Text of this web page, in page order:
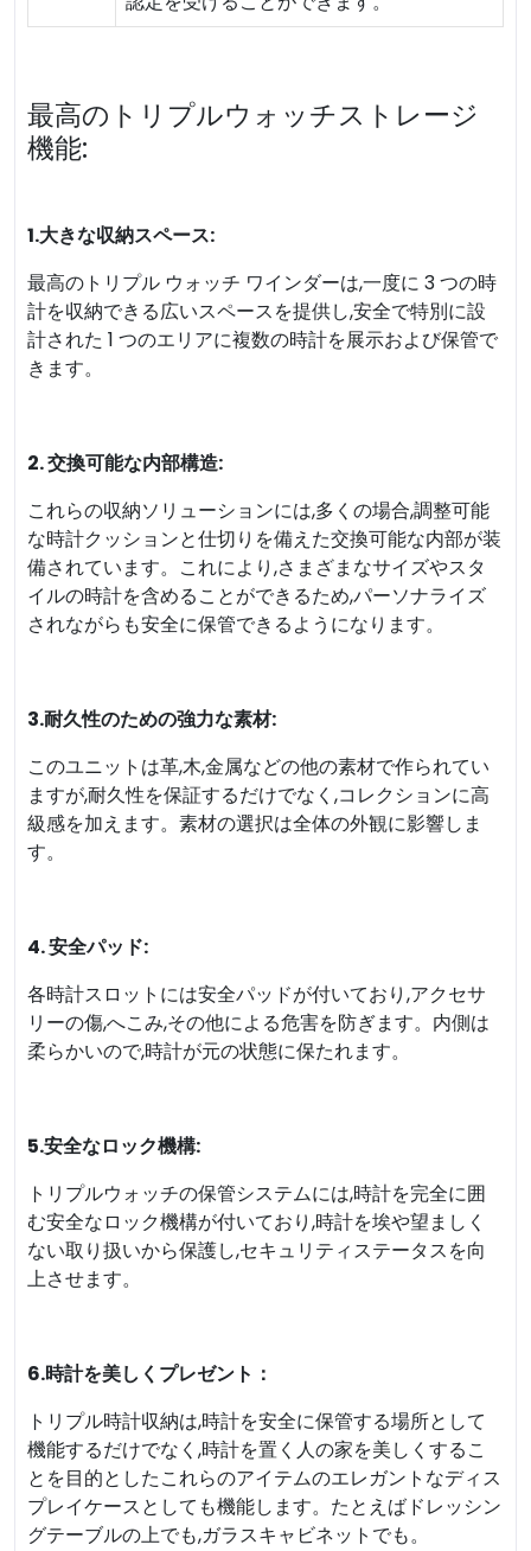
最高のトリプルウォッチストレージ
機能:
1.大きな収納スペース:
最高のトリプル ウォッチ ワインダーは,一度に 3 つの時
計を収納できる広いスペースを提供し,安全で特別に設
計された 1 つのエリアに複数の時計を展示および保管で
きます。
2. 交換可能な内部構造:
これらの収納ソリューションには,多くの場合,調整可能
な時計クッションと仕切りを備えた交換可能な内部が装
備されています。これにより,さまざまなサイズやスタ
イルの時計を含めることができるため,パーソナライズ
されながらも安全に保管できるようになります。
3.耐久性のための強力な素材:
このユニットは革,木,金属などの他の素材で作られてい
ますが,耐久性を保証するだけでなく,コレクションに高
級感を加えます。素材の選択は全体の外観に影響しま
す。
4. 安全パッド:
各時計スロットには安全パッドが付いており,アクセサ
リーの傷,へこみ,その他による危害を防ぎます。内側は
柔らかいので,時計が元の状態に保たれます。
5.安全なロック機構:
トリプルウォッチの保管システムには,時計を完全に囲
む安全なロック機構が付いており,時計を埃や望ましく
ない取り扱いから保護し,セキュリティステータスを向
上させます。
6.時計を美しくプレゼント：
トリプル時計収納は,時計を安全に保管する場所として
機能するだけでなく,時計を置く人の家を美しくするこ
とを目的としたこれらのアイテムのエレガントなディス
プレイケースとしても機能します。たとえばドレッシン
グテーブルの上でも,ガラスキャビネットでも。